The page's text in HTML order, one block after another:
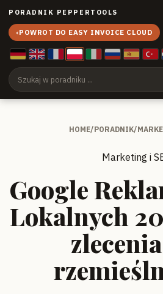
PORADNIK PEPPERTOOLS
‹POWROT DO EASY INVOICE CLOUD
HOME/PORADNIK/
Marketing i
Google
Lokalnych